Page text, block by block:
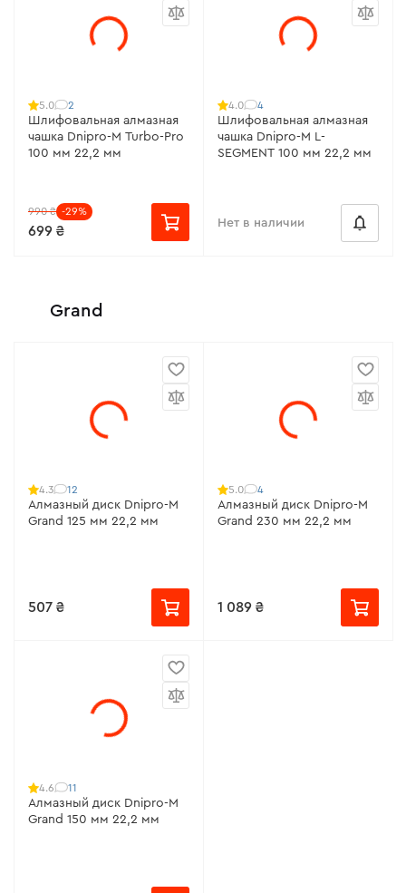
5.0 2
Шлифовальная алмазная
чашка Dnipro-M Turbo-Pro
100 мм 22,2 мм
990 ₴ -29%
699 ₴
4.0 4
Шлифовальная алмазная
чашка Dnipro-M L-
SEGMENT 100 мм 22,2 мм
Нет в наличии
Grand
4.3 12
Алмазный диск Dnipro-M
Grand 125 мм 22,2 мм
507 ₴
5.0 4
Алмазный диск Dnipro-M
Grand 230 мм 22,2 мм
1 089 ₴
4.6 11
Алмазный диск Dnipro-M
Grand 150 мм 22,2 мм